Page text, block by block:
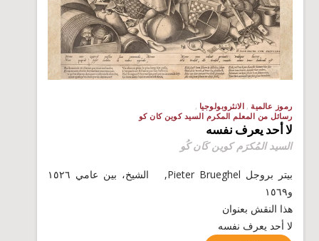
رموز عالمية
الانثروبولوجيا
رسائل من المعلم المكرم السيد كوين كان كو
لا أحد يعرف نفسه
السيد المُكرَم كوين كَان كُو
بيتر بروجل Pieter Brueghel, الشيخ، بين عامي ١٥٢٦
و١٥٦٩
هذا النقش بعنوان
لا أحد يعرف نفسه